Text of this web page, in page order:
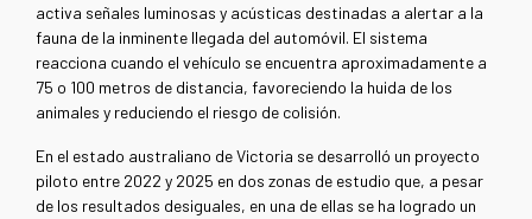
activa señales luminosas y acústicas destinadas a alertar a la
fauna de la inminente llegada del automóvil. El sistema
reacciona cuando el vehículo se encuentra aproximadamente a
75 o 100 metros de distancia, favoreciendo la huida de los
animales y reduciendo el riesgo de colisión.
En el estado australiano de Victoria se desarrolló un proyecto
piloto entre 2022 y 2025 en dos zonas de estudio que, a pesar
de los resultados desiguales, en una de ellas se ha logrado un